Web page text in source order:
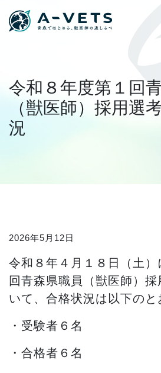
令和８年度第１回
（獣医師）採用選
況
2026年5月12日
令和８年４月１８日（土）
回青森県職員（獣医師）
いて、合格状況は以下のと
・受験者６名
・合格者６名